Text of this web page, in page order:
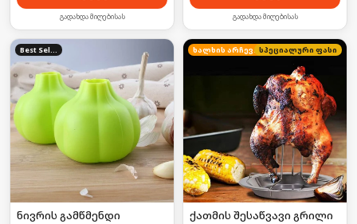
გადახდა მიღებისას გადახდა მიღებისას
Best Seller
ნივრის გამწმენდი
ხალხის არჩევანისპეციალური ფასი
ქათმის შესაწვავი გრილი